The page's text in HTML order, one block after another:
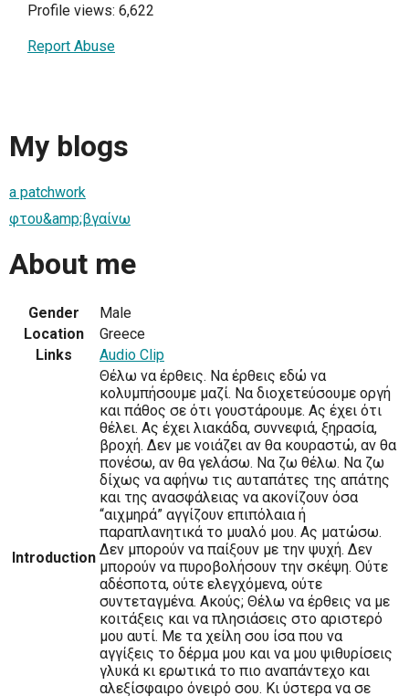
Profile views: 6,622
Report Abuse
My blogs
a patchwork
φτου&amp;βγαίνω
About me
Gender
Male
Location
Greece
Links
Audio Clip
Introduction
Θέλω να έρθεις. Να έρθεις εδώ να
κολυμπήσουμε μαζί. Να διοχετεύσουμε οργή
και πάθος σε ότι γουστάρουμε. Ας έχει ότι
θέλει. Ας έχει λιακάδα, συννεφιά, ξηρασία,
βροχή. Δεν με νοιάζει αν θα κουραστώ, αν θα
πονέσω, αν θα γελάσω. Να ζω θέλω. Να ζω
δίχως να αφήνω τις αυταπάτες της απάτης
και της ανασφάλειας να ακονίζουν όσα
“αιχμηρά” αγγίζουν επιπόλαια ή
παραπλανητικά το μυαλό μου. Ας ματώσω.
Δεν μπορούν να παίξουν με την ψυχή. Δεν
μπορούν να πυροβολήσουν την σκέψη. Ούτε
αδέσποτα, ούτε ελεγχόμενα, ούτε
συντεταγμένα. Ακούς; Θέλω να έρθεις να με
κοιτάξεις και να πλησιάσεις στο αριστερό
μου αυτί. Με τα χείλη σου ίσα που να
αγγίξεις το δέρμα μου και να μου ψιθυρίσεις
γλυκά κι ερωτικά το πιο αναπάντεχο και
αλεξίσφαιρο όνειρό σου. Κι ύστερα να σε